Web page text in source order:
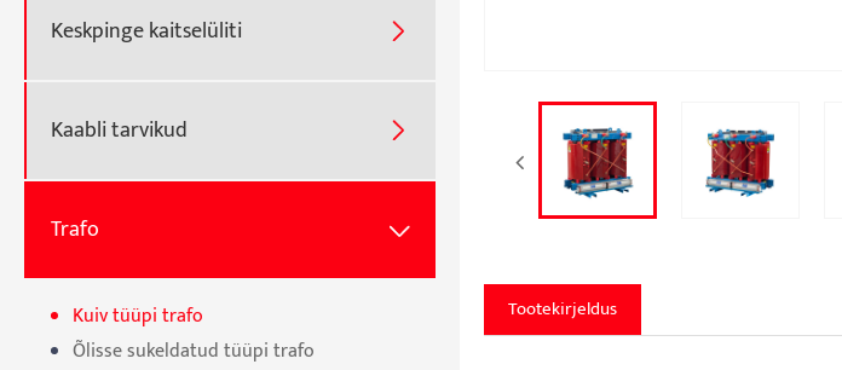
Keskpinge kaitselüliti 
Kaabli tarvikud 
Trafo 
Kuiv tüüpi trafo
Õlisse sukeldatud tüüpi trafo
Tootekirjeldus